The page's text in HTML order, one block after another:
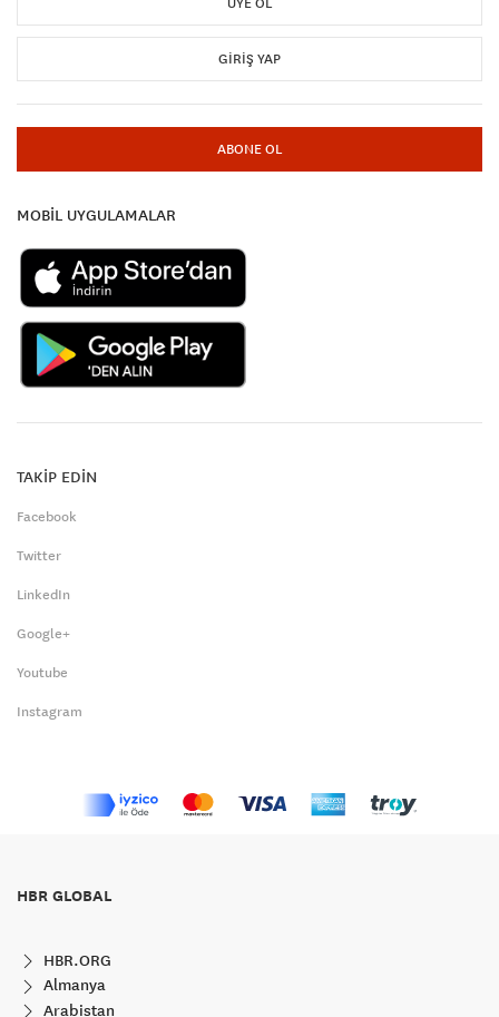
GIRIŞ YAP
ABONE OL
MOBİL UYGULAMALAR
TAKİP EDİN
Facebook
Twitter
LinkedIn
Google+
Youtube
Instagram
HBR GLOBAL
HBR.ORG
Almanya
Arabistan